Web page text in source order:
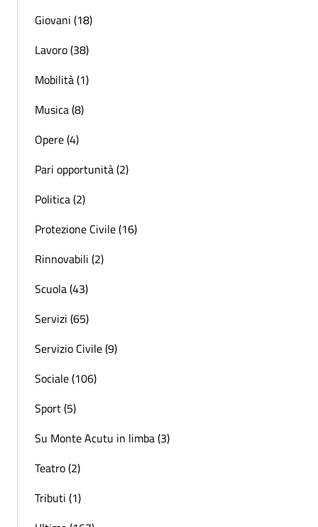
Giovani (18)
Lavoro (38)
Mobilità (1)
Musica (8)
Opere (4)
Pari opportunità (2)
Politica (2)
Protezione Civile (16)
Rinnovabili (2)
Scuola (43)
Servizi (65)
Servizio Civile (9)
Sociale (106)
Sport (5)
Su Monte Acutu in limba (3)
Teatro (2)
Tributi (1)